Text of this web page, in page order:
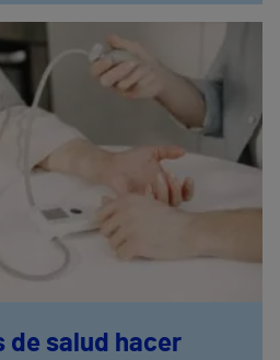
de salud hacer